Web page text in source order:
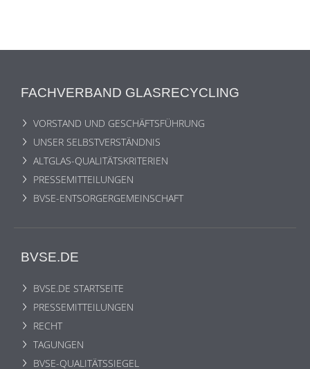
FACHVERBAND GLASRECYCLING
VORSTAND UND GESCHÄFTSFÜHRUNG
UNSER SELBSTVERSTÄNDNIS
ALTGLAS-QUALITÄTSKRITERIEN
PRESSEMITTEILUNGEN
BVSE-ENTSORGERGEMEINSCHAFT
BVSE.DE
BVSE.DE STARTSEITE
PRESSEMITTEILUNGEN
RECHT
TAGUNGEN
BVSE-QUALITÄTSSIEGEL